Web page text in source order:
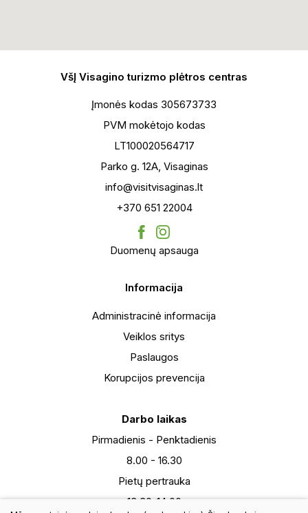
VšĮ Visagino turizmo plėtros centras
Įmonės kodas 305673733
PVM mokėtojo kodas
LT100020564717
Parko g. 12A, Visaginas
info@visitvisaginas.lt
+370 651 22004
Duomenų apsauga
Informacija
Administracinė informacija
Veiklos sritys
Paslaugos
Korupcijos prevencija
Darbo laikas
Pirmadienis - Penktadienis
8.00 - 16.30
Pietų pertrauka
13:30-14:00